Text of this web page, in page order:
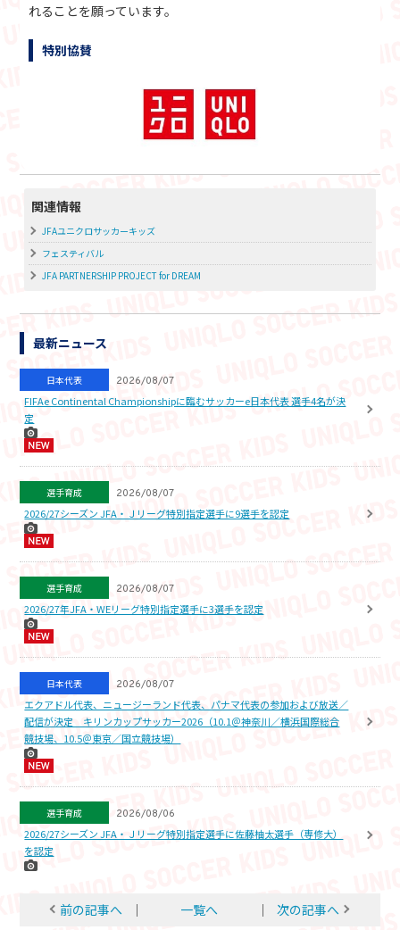
れることを願っています。
特別協賛
関連情報
JFAユニクロサッカーキッズ
フェスティバル
JFA PARTNERSHIP PROJECT for DREAM
最新ニュース
日本代表 2026/08/07
FIFAe Continental Championshipに臨むサッカーe日本代表 選手4名が決
定
選手育成 2026/08/07
2026/27シーズン JFA・Ｊリーグ特別指定選手に9選手を認定
選手育成 2026/08/07
2026/27年JFA・WEリーグ特別指定選手に3選手を認定
日本代表 2026/08/07
エクアドル代表、ニュージーランド代表、パナマ代表の参加および放送／
配信が決定 キリンカップサッカー2026（10.1＠神奈川／横浜国際総合
競技場、10.5＠東京／国立競技場）
選手育成 2026/08/06
2026/27シーズン JFA・Ｊリーグ特別指定選手に佐藤柚太選手（専修大）
を認定
前の記事へ │ 一覧へ │ 次の記事へ